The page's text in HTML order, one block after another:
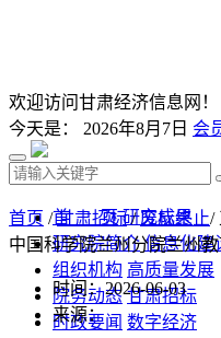
欢迎访问甘肃经济信息网！
今天是： 2026年8月7日 会
首 页 研究成果
研究院简介 信息化建
组织机构 高质量发展
院务动态 甘肃招标
时政要闻 数字经济
首页 /甘肃招标/废标终止/
中国科学院兰州分院兰州
时间：2026-06-03
来源：